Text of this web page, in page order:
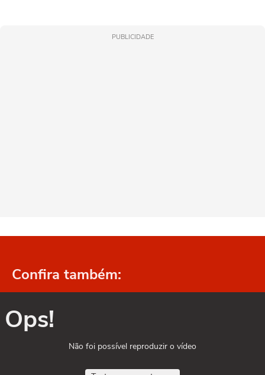
PUBLICIDADE
Confira também:
Ops!
Não foi possível reproduzir o vídeo